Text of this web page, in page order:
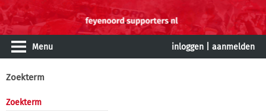
Menu inloggen aanmelden
Zoekterm
Zoekterm